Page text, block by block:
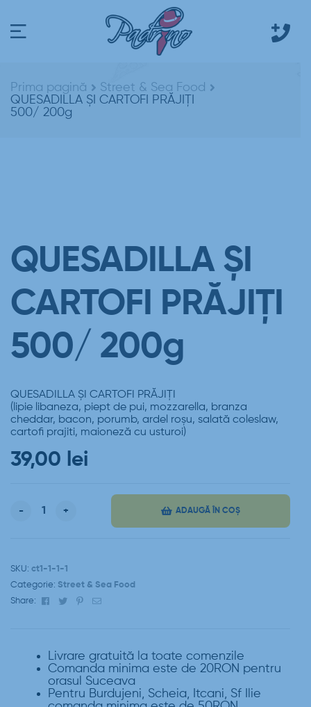
Prima pagină
Street & Sea Food
QUESADILLA ȘI CARTOFI PRĂJIȚI
500/ 200g
QUESADILLA ȘI
CARTOFI PRĂJIȚI
500/ 200g
QUESADILLA ȘI CARTOFI PRĂJIȚI
(lipie libaneza, piept de pui, mozzarella, branza
cheddar, bacon, porumb, ardel roșu, salată coleslaw,
cartofi prajiti, maioneză cu usturoi)
39,00 lei
- + ADAUGĂ ÎN COȘ
SKU: ct1-1-1-1
Categorie: Street & Sea Food
Share:
Facebook
TwitterPinterest
Email
Livrare gratuită la toate comenzile
Comanda minima este de 20RON pentru
orasul Suceava
Pentru Burdujeni, Scheia, Itcani, Sf Ilie